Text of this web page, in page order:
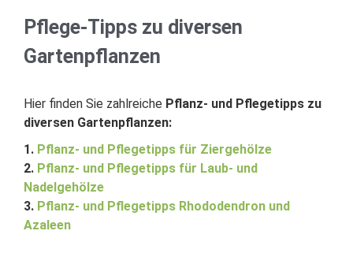
Pflege-Tipps zu diversen
Gartenpflanzen
Hier finden Sie zahlreiche Pflanz- und Pflegetipps zu
diversen Gartenpflanzen:
1. Pflanz- und Pflegetipps für Ziergehölze
2. Pflanz- und Pflegetipps für Laub- und
Nadelgehölze
3. Pflanz- und Pflegetipps Rhododendron und
Azaleen